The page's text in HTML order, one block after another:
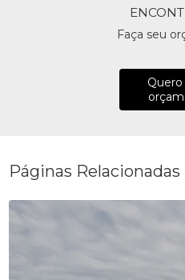
Faça seu
Páginas Relacionadas